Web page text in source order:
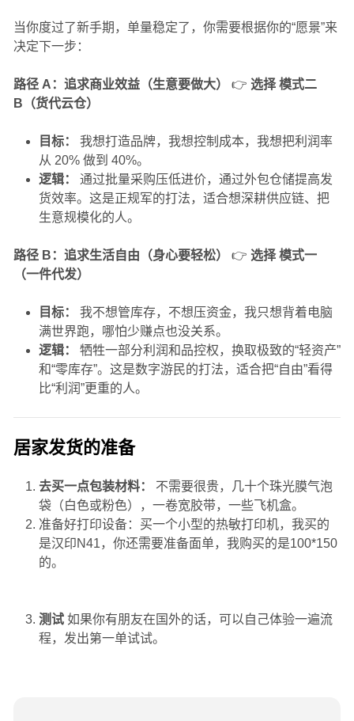
当你度过了新手期，单量稳定了，你需要根据你的“愿景”来
决定下一步：
路径 A：追求商业效益（生意要做大） 👉 选择 模式二
B（货代云仓）
目标：
我想打造品牌，我想控制成本，我想把利润率
从 20% 做到 40%。
逻辑：
通过批量采购压低进价，通过外包仓储提高发
货效率。这是正规军的打法，适合想深耕供应链、把
生意规模化的人。
路径 B：追求生活自由（身心要轻松） 👉 选择 模式一
（一件代发）
目标：
我不想管库存，不想压资金，我只想背着电脑
满世界跑，哪怕少赚点也没关系。
逻辑：
牺牲一部分利润和品控权，换取极致的“轻资产”
和“零库存”。这是数字游民的打法，适合把“自由”看得
比“利润”更重的人。
居家发货的准备
去买一点包装材料：
不需要很贵，几十个珠光膜气泡
袋（白色或粉色），一卷宽胶带，一些飞机盒。
准备好打印设备：买一个小型的热敏打印机，我买的
是汉印N41，你还需要准备面单，我购买的是100*150
的。
测试如果你有朋友在国外的话，可以自己体验一遍流
程，发出第一单试试。